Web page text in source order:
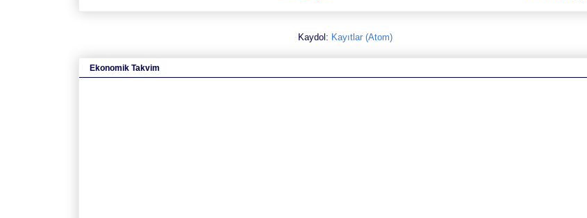
Kaydol: Kayıtlar (Atom)
Ekonomik Takvim